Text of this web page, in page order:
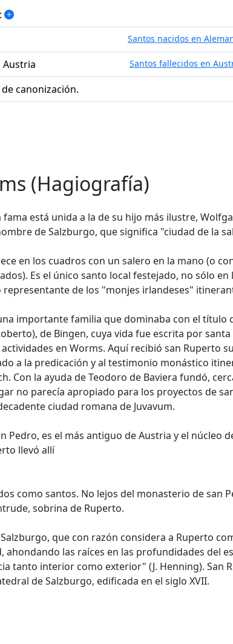
Santos nacidos en
Austria Santos fallecidos en
canonización.
(Hagiografía)
está unida a la de su hijo más ilustre,
de Salzburgo, que significa "ciudad de la
en los cuadros con un salero en la mano (o
Es el único santo local festejado, no sólo
de los "monjes irlandeses"
importante familia que dominaba con el título
de Bingen, cuya vida fue escrita por
en Worms. Aquí recibió san Ruperto
a la predicación y al testimonio monástico
Con la ayuda de Teodoro de Baviera fundó,
no parecía apropiado para los proyectos de
ciudad romana de Juvavum.
es el más antiguo de Austria y el núcleo
llevó allí
como santos. No lejos del monasterio de san
sobrina de Ruperto.
que con razón considera a Ruperto
ahondando las raíces en las profundidades del
tanto interior como exterior" (J. Henning). San
de Salzburgo, edificada en el siglo XVII.